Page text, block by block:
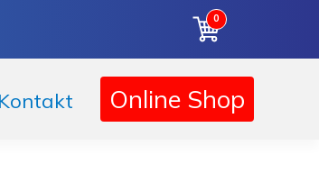
0
Kontakt Online Shop